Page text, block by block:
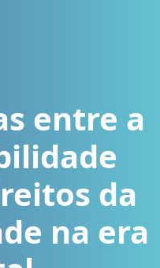
entre a
da
na era